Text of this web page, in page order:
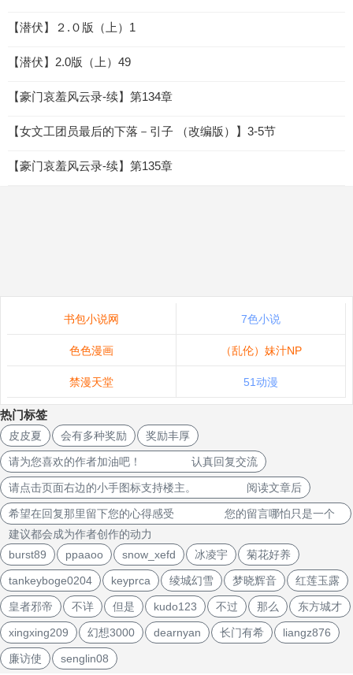
【潜伏】２.０版（上）1
【潜伏】2.0版（上）49
【豪门哀羞风云录-续】第134章
【女文工团员最后的下落－引子 （改编版）】3-5节
【豪门哀羞风云录-续】第135章
书包小说网 7色小说
色色漫画 （乱伦）妹汁NP
禁漫天堂 51动漫
热门标签
皮皮夏 会有多种奖励 奖励丰厚
请为您喜欢的作者加油吧！ 认真回复交流
请点击页面右边的小手图标支持楼主。 阅读文章后
希望在回复那里留下您的心得感受 您的留言哪怕只是一个
建议都会成为作者创作的动力
burst89
ppaaoo snow_xefd 冰凌宇 菊花好养
tankeyboge0204 keyprca 绫城幻雪 梦晓辉音 红莲玉露
皇者邪帝 不详 但是 kudo123 不过 那么 东方城才
xingxing209 幻想3000 dearnyan 长门有希 liangz876
廉访使 senglin08